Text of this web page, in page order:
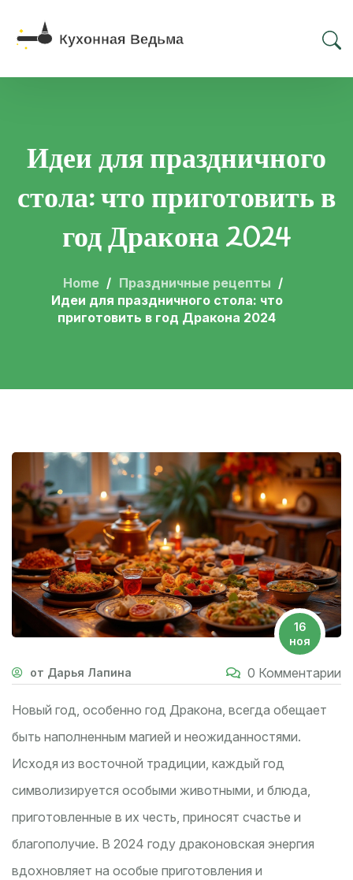
Идеи для праздничного
стола: что приготовить в
год Дракона 2024
Home
Праздничные рецепты
Идеи для праздничного стола: что
приготовить в год Дракона 2024
16
ноя
от Дарья Лапина 0 Комментарии
Новый год, особенно год Дракона, всегда обещает
быть наполненным магией и неожиданностями.
Исходя из восточной традиции, каждый год
символизируется особыми животными, и блюда,
приготовленные в их честь, приносят счастье и
благополучие. В 2024 году драконовская энергия
вдохновляет на особые приготовления и